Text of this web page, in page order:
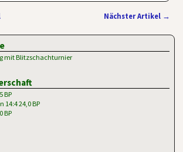
Nächster Artikel →
mit Blitzschachturnier
BP
24,0 BP
BP